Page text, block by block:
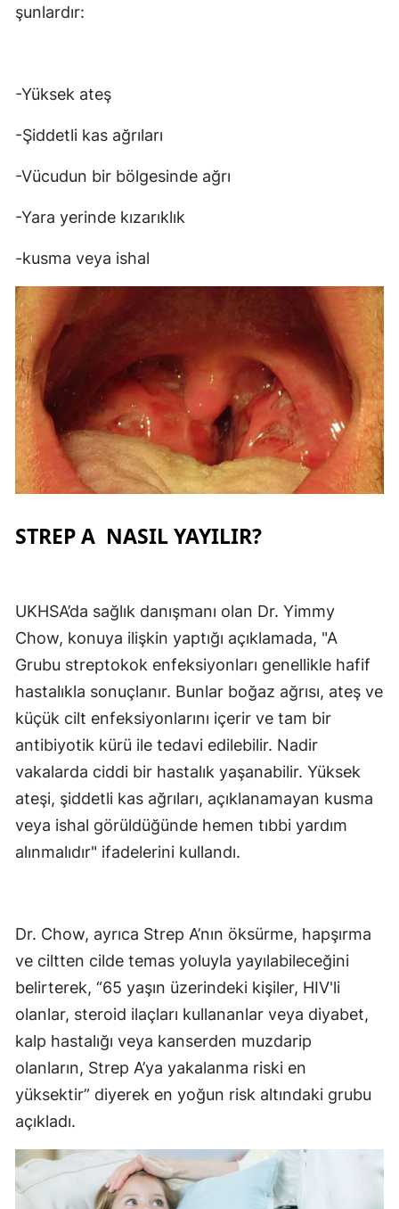
şunlardır:
-Yüksek ateş
-Şiddetli kas ağrıları
-Vücudun bir bölgesinde ağrı
-Yara yerinde kızarıklık
-kusma veya ishal
STREP A NASIL YAYILIR?
UKHSA’da sağlık danışmanı olan Dr. Yimmy
Chow, konuya ilişkin yaptığı açıklamada, "A
Grubu streptokok enfeksiyonları genellikle hafif
hastalıkla sonuçlanır. Bunlar boğaz ağrısı, ateş ve
küçük cilt enfeksiyonlarını içerir ve tam bir
antibiyotik kürü ile tedavi edilebilir. Nadir
vakalarda ciddi bir hastalık yaşanabilir. Yüksek
ateşi, şiddetli kas ağrıları, açıklanamayan kusma
veya ishal görüldüğünde hemen tıbbi yardım
alınmalıdır" ifadelerini kullandı.
Dr. Chow, ayrıca Strep A’nın öksürme, hapşırma
ve ciltten cilde temas yoluyla yayılabileceğini
belirterek, “65 yaşın üzerindeki kişiler, HIV'li
olanlar, steroid ilaçları kullananlar veya diyabet,
kalp hastalığı veya kanserden muzdarip
olanların, Strep A’ya yakalanma riski en
yüksektir” diyerek en yoğun risk altındaki grubu
açıkladı.